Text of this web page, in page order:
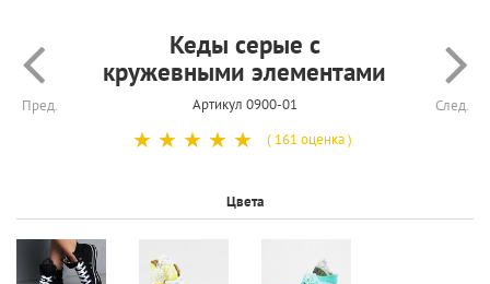
Пред.
Кеды серые с
кружевными элементами
Артикул 0900-01 След.
☆
☆
☆
☆
☆ ( 161 оценка )
Цвета